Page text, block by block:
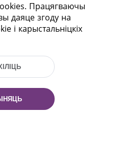
116
220114
Факс: (+375 17)
Працягваючы
даяце згоду на
і карыстальніцкіх